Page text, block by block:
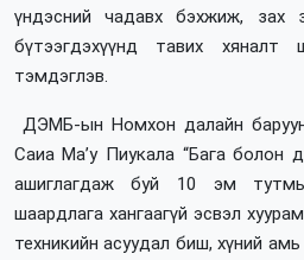
үндэсний чадавх бэхжиж, зах
бүтээгдэхүүнд тавих хяналт
тэмдэглэв.
ДЭМБ-ын Номхон далайн
Саиа Ма’у Пиукала “Бага болон
ашиглагдаж буй 10 эм
шаардлага хангаагүй эсвэл
техникийн асуудал биш, хүний